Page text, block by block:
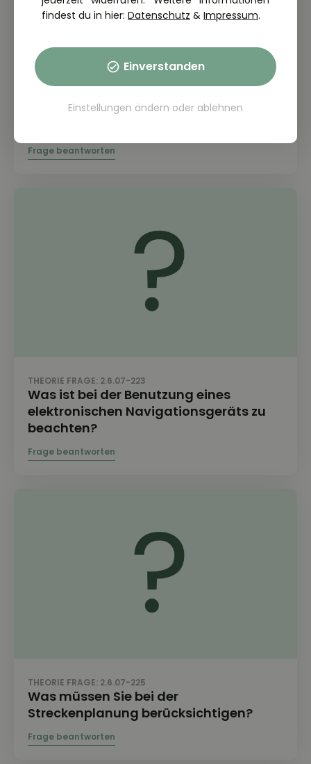
THEORIE FRAGE: 2.6.07-221
die Lenk- und Ruhezeiten zu
THEORIE FRAGE: 2.6.07-223
Was ist bei der Benutzung eines
elektronischen Navigationsgeräts zu
beachten?
THEORIE FRAGE: 2.6.07-225
Was müssen Sie bei der
Streckenplanung berücksichtigen?
findest du in hier: Datenschutz & Impressum.
Einverstanden
Einstellungen ändern oder ablehnen